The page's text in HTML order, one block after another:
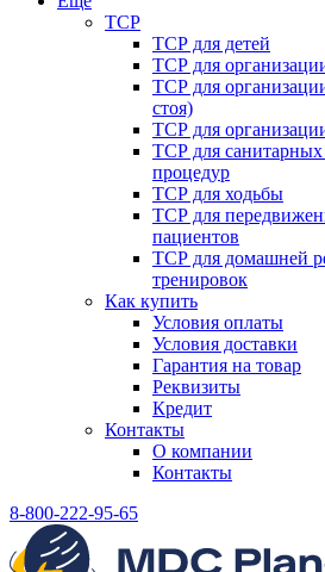
ТСР
ТСР для детей
ТСР для
ТСР для
стоя)
ТСР для
ТСР для
процедур
ТСР для ходьбы
ТСР для
пациентов
ТСР для домашней
тренировок
Как купить
Условия оплаты
Условия доставки
Гарантия на товар
Реквизиты
Кредит
Контакты
О компании
Контакты
8-800-222-95-65